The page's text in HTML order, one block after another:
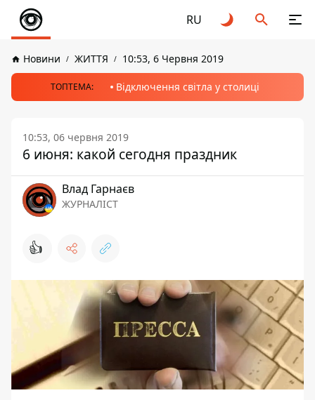
RU
Новини ЖИТТЯ 10:53, 6 Червня 2019
ТОПТЕМА: Відключення світла у столиці
10:53, 06 червня 2019
6 июня: какой сегодня праздник
Влад Гарнаєв
ЖУРНАЛІСТ
👍